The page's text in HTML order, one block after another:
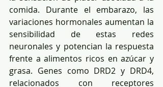
comida. Durante el embarazo, las
variaciones hormonales aumentan la
sensibilidad de estas redes
neuronales y potencian la respuesta
frente a alimentos ricos en azúcar y
grasa. Genes como DRD2 y DRD4,
relacionados con receptores